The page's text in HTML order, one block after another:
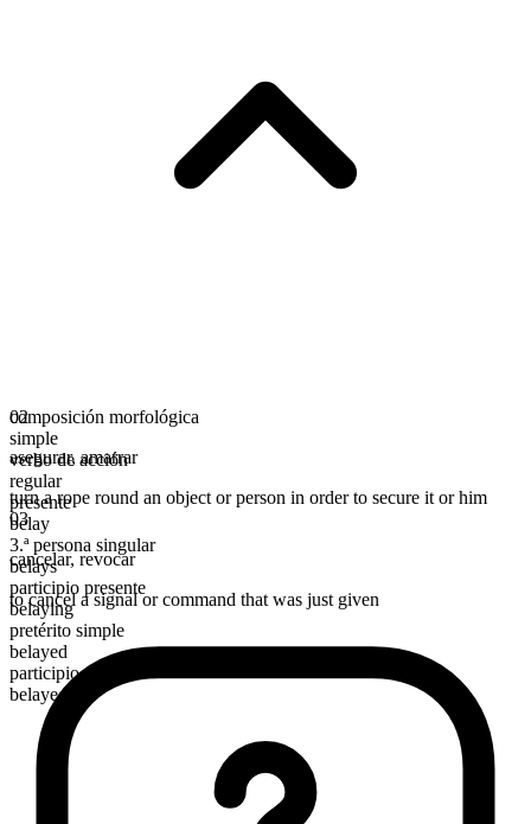
composición morfológica
simple
verbo de acción
regular
presente
belay
3.ª persona singular
belays
participio presente
belaying
pretérito simple
belayed
participio pasado
belayed
02
asegurar,amarrar
turn a rope round an object or person in order to secure it or him
03
cancelar, revocar
to cancel a signal or command that was just given